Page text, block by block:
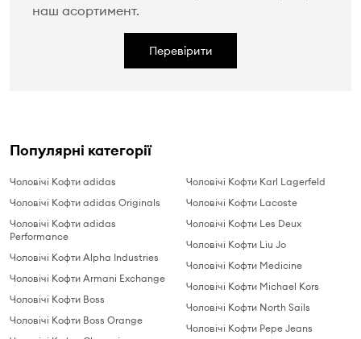
наш асортимент.
Перевірити
Популярні категорії
Чоловічі Кофти adidas
Чоловічі Кофти adidas Originals
Чоловічі Кофти adidas
Performance
Чоловічі Кофти Alpha Industries
Чоловічі Кофти Armani Exchange
Чоловічі Кофти Boss
Чоловічі Кофти Boss Orange
Чоловічі Кофти Karl Lagerfeld
Чоловічі Кофти Lacoste
Чоловічі Кофти Les Deux
Чоловічі Кофти Liu Jo
Чоловічі Кофти Medicine
Чоловічі Кофти Michael Kors
Чоловічі Кофти North Sails
Чоловічі Кофти Pepe Jeans